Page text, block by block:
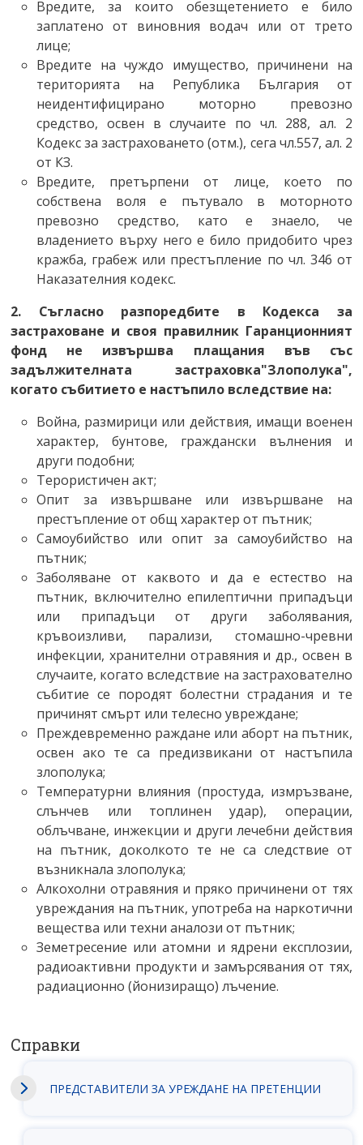
Вредите, за които обезщетението е било
заплатено от виновния водач или от трето
лице;
Вредите на чуждо имущество, причинени на
територията на Република България от
неидентифицирано моторно превозно
средство, освен в случаите по чл. 288, ал. 2
Кодекс за застраховането (отм.), сега чл.557, ал. 2
от КЗ.
Вредите, претърпени от лице, което по
собствена воля е пътувало в моторното
превозно средство, като е знаело, че
владението върху него е било придобито чрез
кражба, грабеж или престъпление по чл. 346 от
Наказателния кодекс.
2. Съгласно разпоредбите в Кодекса за
застраховане и своя правилник Гаранционният
фонд не извършва плащания във със
задължителната застраховка"Злополука",
когато събитието е настъпило вследствие на:
Война, размирици или действия, имащи военен
характер, бунтове, граждански вълнения и
други подобни;
Терористичен акт;
Опит за извършване или извършване на
престъпление от общ характер от пътник;
Самоубийство или опит за самоубийство на
пътник;
Заболяване от каквото и да е естество на
пътник, включително епилептични припадъци
или припадъци от други заболявания,
кръвоизливи, парализи, стомашно-чревни
инфекции, хранителни отравяния и др., освен в
случаите, когато вследствие на застрахователно
събитие се породят болестни страдания и те
причинят смърт или телесно увреждане;
Преждевременно раждане или аборт на пътник,
освен ако те са предизвикани от настъпила
злополука;
Температурни влияния (простуда, измръзване,
слънчев или топлинен удар), операции,
облъчване, инжекции и други лечебни действия
на пътник, доколкото те не са следствие от
възникнала злополука;
Алкохолни отравяния и пряко причинени от тях
увреждания на пътник, употреба на наркотични
вещества или техни аналози от пътник;
Земетресение или атомни и ядрени експлозии,
радиоактивни продукти и замърсявания от тях,
радиационно (йонизиращо) лъчение.
Справки
ПРЕДСТАВИТЕЛИ ЗА УРЕЖДАНЕ НА ПРЕТЕНЦИИ